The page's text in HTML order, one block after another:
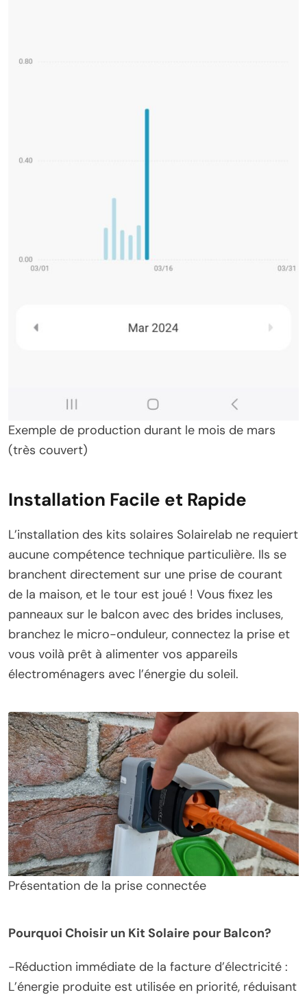
Exemple de production durant le mois de mars
(très couvert)
Installation Facile et Rapide
L’installation des kits solaires Solairelab ne requiert
aucune compétence technique particulière. Ils se
branchent directement sur une prise de courant
de la maison, et le tour est joué ! Vous fixez les
panneaux sur le balcon avec des brides incluses,
branchez le micro-onduleur, connectez la prise et
vous voilà prêt à alimenter vos appareils
électroménagers avec l’énergie du soleil.
Présentation de la prise connectée
Pourquoi Choisir un Kit Solaire pour Balcon?
-Réduction immédiate de la facture d’électricité :
L’énergie produite est utilisée en priorité, réduisant